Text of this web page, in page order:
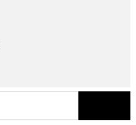
for: